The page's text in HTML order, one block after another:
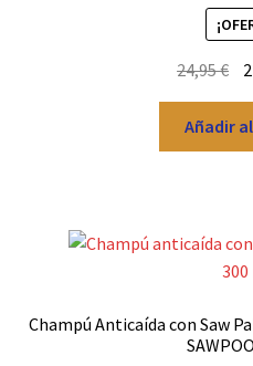
24,95€
El
Añadir
Champú Anticaída con Saw